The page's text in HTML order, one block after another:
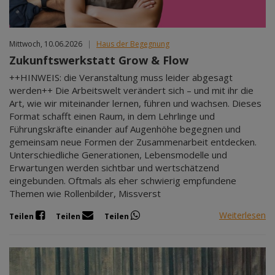
Mittwoch, 10.06.2026 | Haus der Begegnung
Zukunftswerkstatt Grow & Flow
++HINWEIS: die Veranstaltung muss leider abgesagt
werden++ Die Arbeitswelt verändert sich – und mit ihr die
Art, wie wir miteinander lernen, führen und wachsen. Dieses
Format schafft einen Raum, in dem Lehrlinge und
Führungskräfte einander auf Augenhöhe begegnen und
gemeinsam neue Formen der Zusammenarbeit entdecken.
Unterschiedliche Generationen, Lebensmodelle und
Erwartungen werden sichtbar und wertschätzend
eingebunden. Oftmals als eher schwierig empfundene
Themen wie Rollenbilder, Missverst
Teilen Teilen Teilen Weiterlesen